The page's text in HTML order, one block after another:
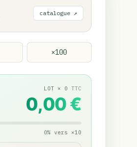
catalogue ↗
×100
LOT× 0 TTC
0,00 €
0% vers ×10